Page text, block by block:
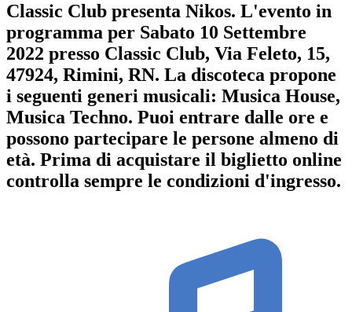
Classic Club presenta Nikos. L'evento in
programma per Sabato 10 Settembre
2022 presso Classic Club, Via Feleto, 15,
47924, Rimini, RN. La discoteca propone
i seguenti generi musicali: Musica House,
Musica Techno. Puoi entrare dalle ore e
possono partecipare le persone almeno di
età. Prima di acquistare il biglietto online
controlla sempre le condizioni d'ingresso.